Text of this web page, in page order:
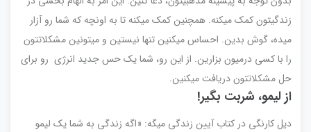
زندگیتون کمک میکنه. همچنین کمک میکنه تا به اونچه که شما رو آزار
میده، گوش بدین. احساس میکنین تنها نیستین و میتونین مشکلاتتون
را با کسی درمیون بزارین. از این رو، شما یک حس جدید انرژی رو برای
حل مشکلاتتون دریافت میکنین.
از لیمو، شربت بگیر!
دیل کارنگی در کتاب آیین زندگی میگه: «اگه زندگی به شما یک لیمو